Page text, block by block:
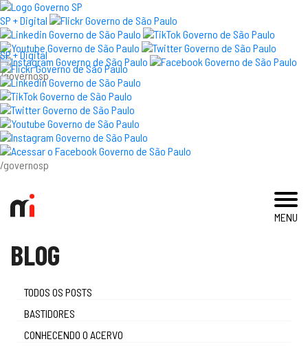
SP + Digital
/governosp
SP + Digital
/governosp
MENU
×
visite
exposições e eventos
acervo e pesquisa
BLOG
TODOS OS POSTS
BASTIDORES
CONHECENDO O ACERVO